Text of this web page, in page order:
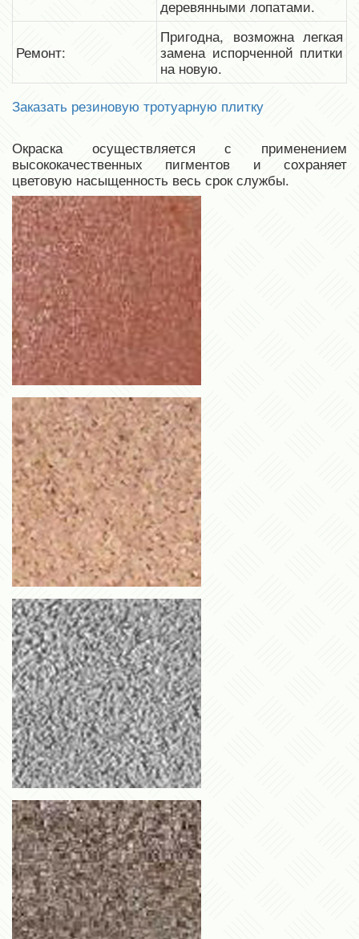
деревянными лопатами.
Ремонт:
Пригодна, возможна легкая
замена испорченной плитки
на новую.
Заказать резиновую тротуарную плитку
Окраска осуществляется с применением
высококачественных пигментов и сохраняет
цветовую насыщенность весь срок службы.